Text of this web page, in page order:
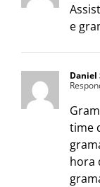
e
Daniel
time
hora